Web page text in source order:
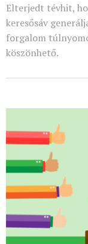
Elterjedt tévhit,
keresősáv
forgalom
köszönhető.